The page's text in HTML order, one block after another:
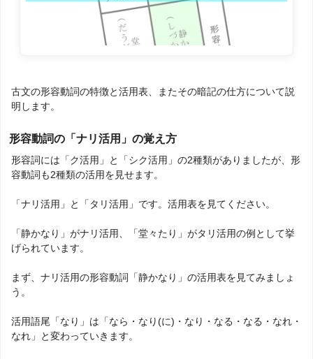
古文の形容動詞の特徴と活用表、またその暗記の仕方について説
明します。
形容動詞の「ナリ活用」の覚え方
形容詞には「ク活用」と「シク活用」の2種類がありましたが、形
容動詞も2種類の活用を見せます。
「ナリ活用」と「タリ活用」です。活用表を見てください。
「静かなり」がナリ活用、「堂々たり」がタリ活用の例として挙
げられています。
まず、ナリ活用の形容動詞「静かなり」の活用表を見てみましょ
う。
活用語尾「なり」は「なら・なり(に)・なり・なる・なる・なれ・
なれ」と変わっていきます。